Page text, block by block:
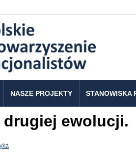
NASZE PROJEKTY STANOWISKA
drugiej ewolucji.